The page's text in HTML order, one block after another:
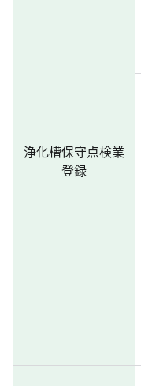
浄化槽保守点検業
登録